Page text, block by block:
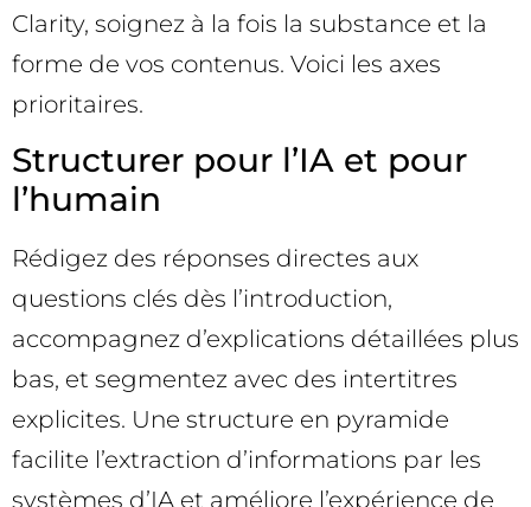
Clarity, soignez à la fois la substance et la
forme de vos contenus. Voici les axes
prioritaires.
Structurer pour l’IA et pour
l’humain
Rédigez des réponses directes aux
questions clés dès l’introduction,
accompagnez d’explications détaillées plus
bas, et segmentez avec des intertitres
explicites. Une structure en pyramide
facilite l’extraction d’informations par les
systèmes d’IA et améliore l’expérience de